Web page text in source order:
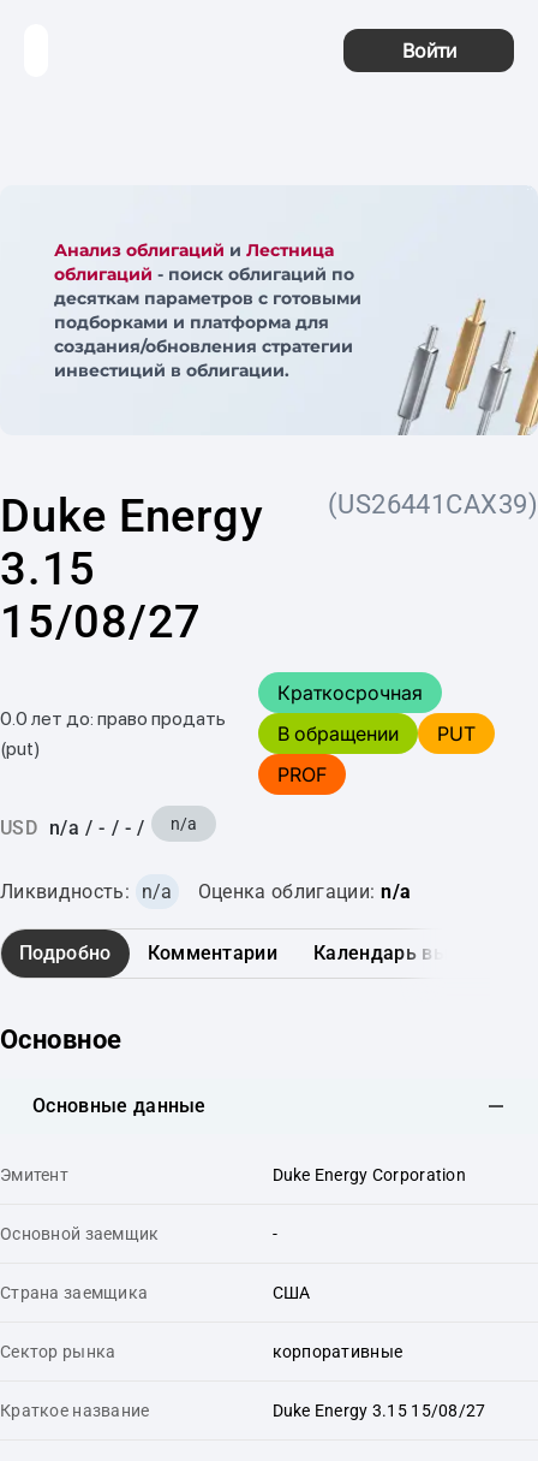
Войти
Анализ облигаций и Лестница
облигаций - поиск облигаций по
десяткам параметров с готовыми
подборками и платформа для
создания/обновления стратегии
инвестиций в облигации.
Duke Energy
3.15
15/08/27
(US26441CAX39)
0.0 лет до: право продать
(put)
Краткосрочная
В обращении
PUT
PROF
USD n/a / - / - / n/a
Ликвидность: n/a Оценка облигации: n/a
Подробно Комментарии Календарь выплат
Основное
Основные данные
Эмитент Duke Energy Corporation
Основной заемщик -
Страна заемщика США
Сектор рынка корпоративные
Краткое название Duke Energy 3.15 15/08/27